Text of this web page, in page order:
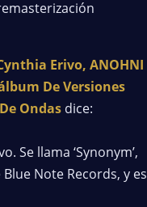
Erivo, ANOHNI
De Versiones
Ondas dice:
Se llama ‘Synonym’,
Note Records, y es